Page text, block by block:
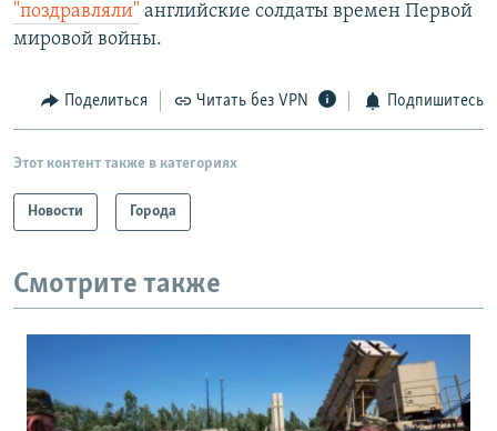
"поздравляли" английские солдаты времен Первой
мировой войны.
Поделиться Читать без VPN Подпишитесь
Этот контент также в категориях
Новости Города
Смотрите также